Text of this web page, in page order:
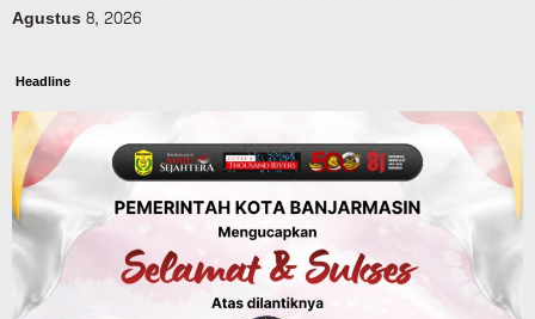
Agustus 8, 2026
Headline
Panaskan Kembali Arena Panjat Tebing,
FPTI Banjarmasin Siapkan Sirkuit se-
Kalsel
Agustus 8, 2026
Sosial & Keagamaan